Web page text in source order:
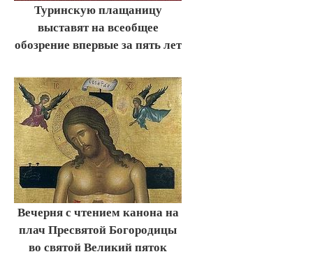
Туринскую плащаницу
выставят на всеобщее
обозрение впервые за пять лет
Вечерня с чтением канона на
плач Пресвятой Богородицы
во святой Великий пяток